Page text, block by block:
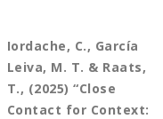
Iordache, C., García
Leiva, M. T. & Raats,
T., (2025) “Close
Contact for Context: